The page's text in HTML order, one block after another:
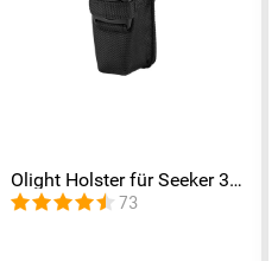
Olight Holster für Seeker 3
Pro / Warrior 3 / Warrior 3S
73